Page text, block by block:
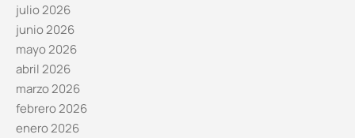
julio 2026
junio 2026
mayo 2026
abril 2026
marzo 2026
febrero 2026
enero 2026